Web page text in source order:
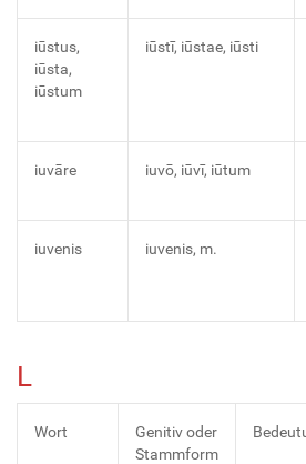
iūstus,
iūsta,
iūstum
iūstī, iūstae, iūsti
iuvāre iuvō, iūvī, iūtum
iuvenis iuvenis, m.
L
Wort
Genitiv oder
Stammform